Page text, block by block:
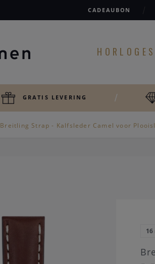
CADEAUBON
HORLOGES
GRATIS LEVERING
Breitling Strap - Kalfsleder Camel voor